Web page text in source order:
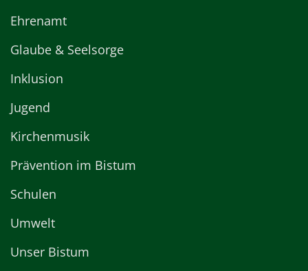
Ehrenamt
Glaube & Seelsorge
Inklusion
Jugend
Kirchenmusik
Prävention im Bistum
Schulen
Umwelt
Unser Bistum